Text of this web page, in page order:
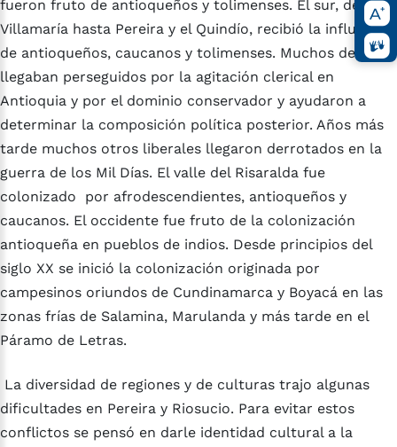
fueron fruto de antioqueños y tolimenses. El sur, desde
Villamaría hasta Pereira y el Quindío, recibió la influencia
de antioqueños, caucanos y tolimenses. Muchos de ellos
llegaban perseguidos por la agitación clerical en
Antioquia y por el dominio conservador y ayudaron a
determinar la composición política posterior. Años más
tarde muchos otros liberales llegaron derrotados en la
guerra de los Mil Días. El valle del Risaralda fue
colonizado por afrodescendientes, antioqueños y
caucanos. El occidente fue fruto de la colonización
antioqueña en pueblos de indios. Desde principios del
siglo XX se inició la colonización originada por
campesinos oriundos de Cundinamarca y Boyacá en las
zonas frías de Salamina, Marulanda y más tarde en el
Páramo de Letras.
La diversidad de regiones y de culturas trajo algunas
dificultades en Pereira y Riosucio. Para evitar estos
conflictos se pensó en darle identidad cultural a la